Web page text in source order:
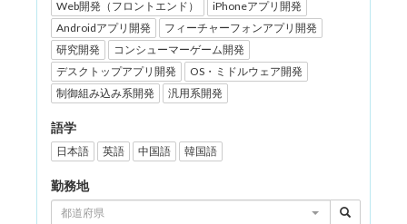
Web開発（フロントエンド）
iPhoneアプリ開発
Androidアプリ開発
フィーチャーフォンアプリ開発
研究開発
コンシューマーゲーム開発
デスクトップアプリ開発
OS・ミドルウェア開発
制御組み込み系開発
汎用系開発
語学
日本語 英語 中国語 韓国語
勤務地
都道府県